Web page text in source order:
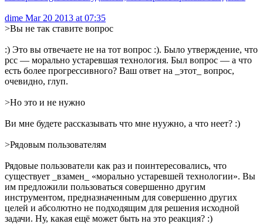
dime Mar 20 2013 at 07:35
>Вы не так ставите вопрос
:) Это вы отвечаете не на тот вопрос :). Было утверждение, что
рсс — морально устаревшая технология. Был вопрос — а что
есть более прогрессивного? Ваш ответ на _этот_ вопрос,
очевидно, глуп.
>Но это и не нужно
Ви мне будете рассказывать что мне нуужно, а что неет? :)
>Рядовым пользователям
Рядовые пользователи как раз и поинтересовались, что
существует _взамен_ «морально устаревшей технологии». Вы
им предложили пользоваться совершенно другим
инструментом, предназначенным для совершенно других
целей и абсолютно не подходящим для решения исходной
задачи. Ну, какая ещё может быть на это реакция? :)